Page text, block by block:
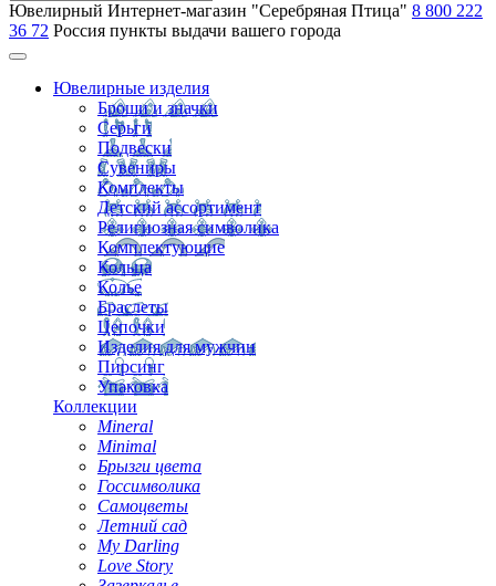
Ювелирный Интернет-магазин "Серебряная Птица" 8 800 222
36 72 Россия пункты выдачи вашего города
Ювелирные изделия
Броши и значки
Серьги
Подвески
Сувениры
Комплекты
Детский ассортимент
Религиозная символика
Комплектующие
Кольца
Колье
Браслеты
Цепочки
Изделия для мужчин
Пирсинг
Упаковка
Коллекции
Mineral
Minimal
Брызги цвета
Госсимволика
Самоцветы
Летний сад
My Darling
Love Story